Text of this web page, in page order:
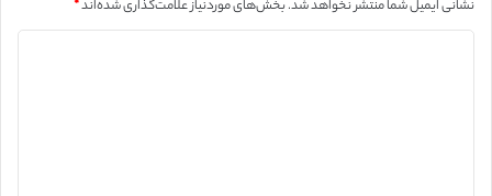
نشانی ایمیل شما منتشر نخواهد شد.بخش‌های موردنیاز علامت‌گذاری شده‌اند*